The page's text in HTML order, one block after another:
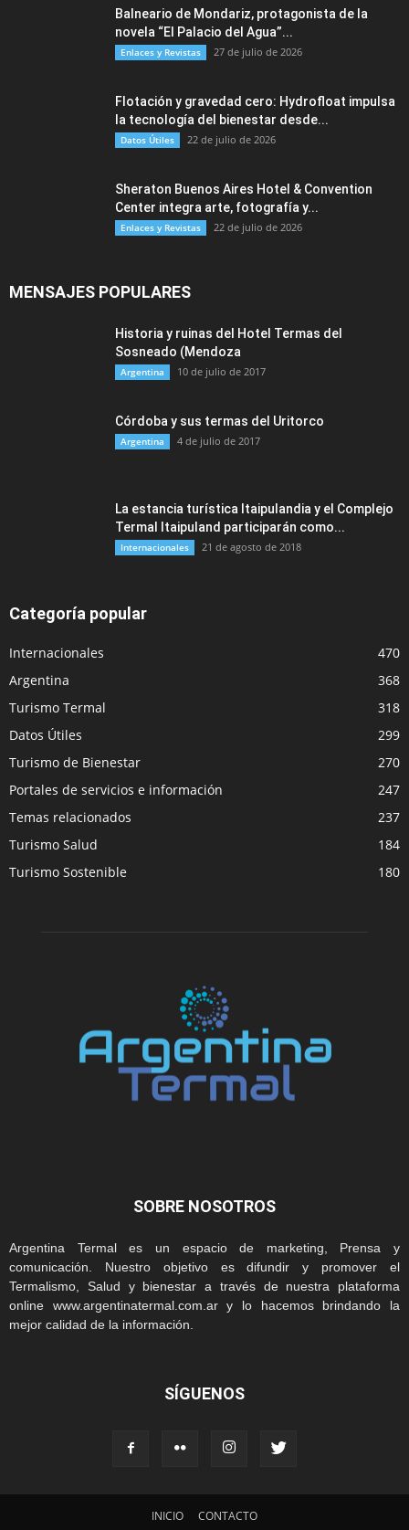
Balneario de Mondariz, protagonista de la
novela “El Palacio del Agua”...
Enlaces y Revistas 27 de julio de 2026
Flotación y gravedad cero: Hydrofloat impulsa
la tecnología del bienestar desde...
Datos Útiles 22 de julio de 2026
Sheraton Buenos Aires Hotel & Convention
Center integra arte, fotografía y...
Enlaces y Revistas 22 de julio de 2026
MENSAJES POPULARES
Historia y ruinas del Hotel Termas del
Sosneado (Mendoza
Argentina 10 de julio de 2017
Córdoba y sus termas del Uritorco
Argentina 4 de julio de 2017
La estancia turística Itaipulandia y el Complejo
Termal Itaipuland participarán como...
Internacionales 21 de agosto de 2018
Categoría popular
Internacionales
470
Argentina
368
Turismo Termal
318
Datos Útiles
299
Turismo de Bienestar
270
Portales de servicios e información
247
Temas relacionados
237
Turismo Salud
184
Turismo Sostenible
180
SOBRE NOSOTROS
Argentina Termal es un espacio de marketing, Prensa y
comunicación. Nuestro objetivo es difundir y promover el
Termalismo, Salud y bienestar a través de nuestra plataforma
online www.argentinatermal.com.ar y lo hacemos brindando la
mejor calidad de la información.
SÍGUENOS
INICIO CONTACTO